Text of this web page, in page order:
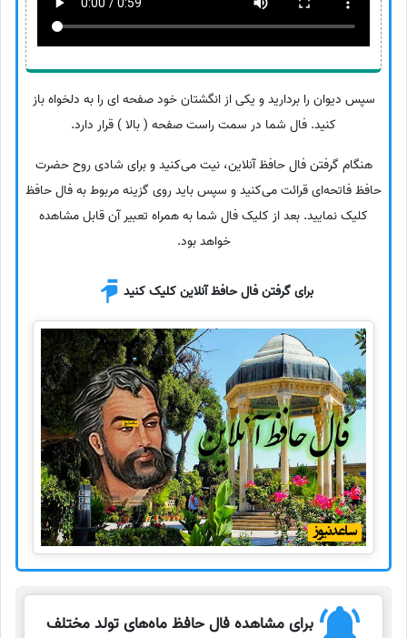
سپس دیوان را بردارید و یکی از انگشتان خود صفحه ای را به دلخواه باز
کنید. فال شما در سمت راست صفحه ( بالا ) قرار دارد.
هنگام گرفتن فال حافظ آنلاین، نیت می‌کنید و برای شادی روح حضرت
حافظ فاتحه‌ای قرائت می‌کنید و سپس باید روی گزینه مربوط به فال حافظ
کلیک نمایید. بعد از کلیک فال شما به همراه تعبیر آن قابل مشاهده
خواهد بود.
برای گرفتن فال حافظ آنلاین کلیک کنید
برای مشاهده فال حافظ ماه‌های تولد مختلف